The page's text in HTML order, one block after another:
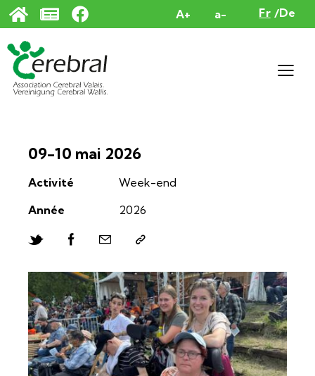
A+ a- Fr De
09-10 mai 2026
Activité
Week-end
Année
2026
Panneau de gestion des cookies